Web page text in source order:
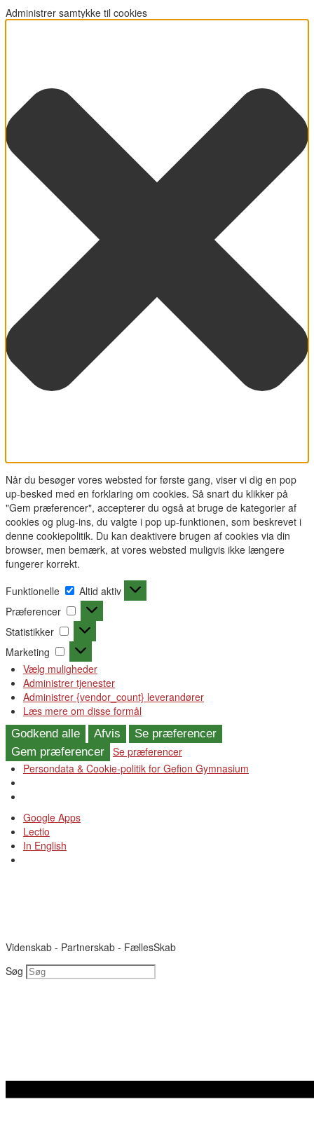
Administrer samtykke til cookies
Når du besøger vores websted for første gang, viser vi dig en pop
up-besked med en forklaring om cookies. Så snart du klikker på
"Gem præferencer", accepterer du også at bruge de kategorier af
cookies og plug-ins, du valgte i pop up-funktionen, som beskrevet i
denne cookiepolitik. Du kan deaktivere brugen af cookies via din
browser, men bemærk, at vores websted muligvis ikke længere
fungerer korrekt.
Funktionelle
Funktionelle
Altid aktiv
Præferencer
Præferencer
Statistikker
Statistikker
Marketing
Marketing
Vælg muligheder
Administrer tjenester
Administrer {vendor_count} leverandører
Læs mere om disse formål
Godkend alle Afvis
Se præferencer
Gem præferencer
Se præferencer
Persondata & Cookie-politik for Gefion Gymnasium
Videre
til
indhold
Google Apps
Lectio
In English
Videnskab - Partnerskab - FællesSkab
Søg